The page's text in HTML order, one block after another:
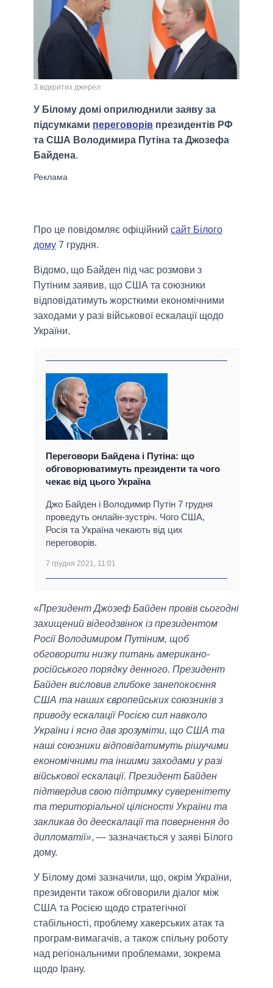
З відкритих джерел
У Білому домі оприлюднили заяву за
підсумками переговорів президентів РФ
та США Володимира Путіна та Джозефа
Байдена.
Про це повідомляє офіційний сайт Білого
дому 7 грудня.
Відомо, що Байден під час розмови з
Путіним заявив, що США та союзники
відповідатимуть жорсткими економічними
заходами у разі військової ескалації щодо
України.
Переговори Байдена і Путіна: що
обговорюватимуть президенти та чого
чекає від цього Україна
Джо Байден і Володимир Путін 7 грудня
проведуть онлайн-зустріч. Чого США,
Росія та Україна чекають від цих
переговорів.
7 грудня 2021, 11:01
«Президент Джозеф Байден провів сьогодні
захищений відеодзвінок із президентом
Росії Володимиром Путіним, щоб
обговорити низку питань американо-
російського порядку денного. Президент
Байден висловив глибоке занепокоєння
США та наших європейських союзників з
приводу ескалації Росією сил навколо
України і ясно дав зрозуміти, що США та
наші союзники відповідатимуть рішучими
економічними та іншими заходами у разі
військової ескалації. Президент Байден
підтвердив свою підтримку суверенітету
та територіальної цілісності України та
закликав до деескалації та повернення до
дипломатії», — зазначається у заяві Білого
дому.
У Білому домі зазначили, що, окрім України,
президенти також обговорили діалог між
США та Росією щодо стратегічної
стабільності, проблему хакерських атак та
програм-вимагачів, а також спільну роботу
над регіональними проблемами, зокрема
щодо Ірану.